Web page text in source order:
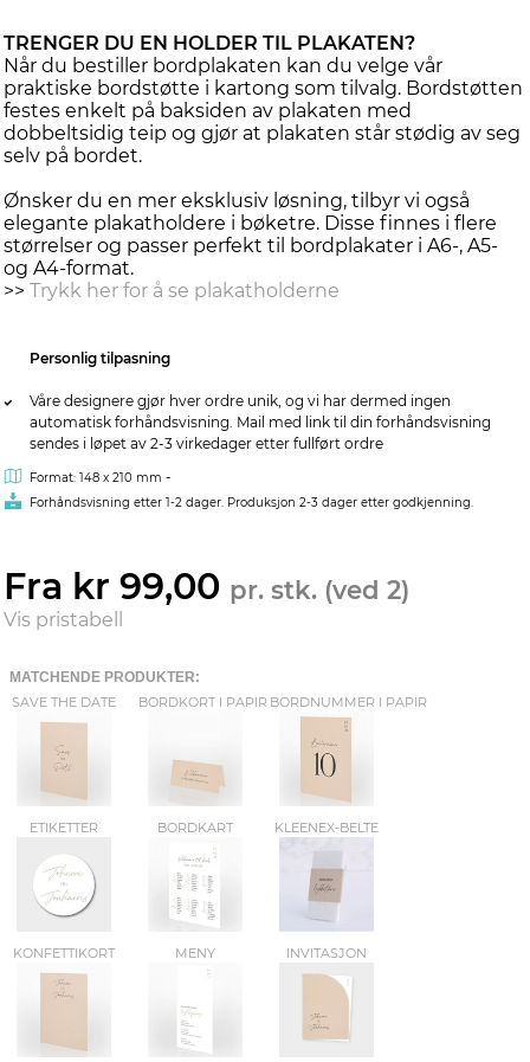
TRENGER DU EN HOLDER TIL PLAKATEN?
Når du bestiller bordplakaten kan du velge vår
praktiske bordstøtte i kartong som tilvalg. Bordstøtten
festes enkelt på baksiden av plakaten med
dobbeltsidig teip og gjør at plakaten står stødig av seg
selv på bordet.
Ønsker du en mer eksklusiv løsning, tilbyr vi også
elegante plakatholdere i bøketre. Disse finnes i flere
størrelser og passer perfekt til bordplakater i A6-, A5-
og A4-format.
>> Trykk her for å se plakatholderne
Personlig tilpasning
Våre designere gjør hver ordre unik, og vi har dermed ingen
automatisk forhåndsvisning. Mail med link til din forhåndsvisning
sendes i løpet av 2-3 virkedager etter fullført ordre
Format: 148 x 210 mm -
Forhåndsvisning etter 1-2 dager. Produksjon 2-3 dager etter godkjenning.
Fra kr 99,00 pr. stk. (ved 2)
Vis pristabell
MATCHENDE PRODUKTER:
SAVE THE DATE
BORDKORT I PAPIR BORDNUMMER I PAPIR
ETIKETTER BORDKART KLEENEX-BELTE
KONFETTIKORT MENY INVITASJON